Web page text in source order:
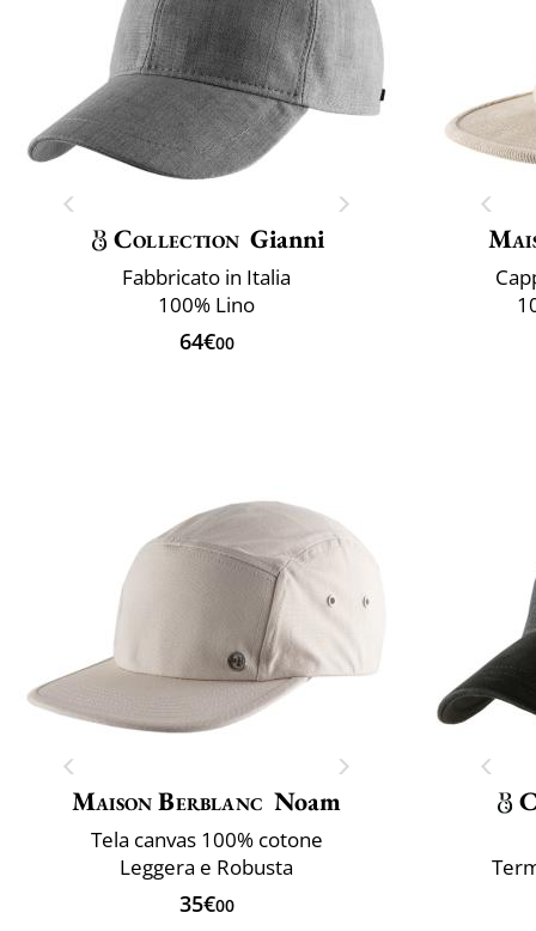
Collection Gianni
Fabbricato in Italia
100% Lino
64€00
Maison Berblanc Noam
Tela canvas 100% cotone
Leggera e Robusta
35€00